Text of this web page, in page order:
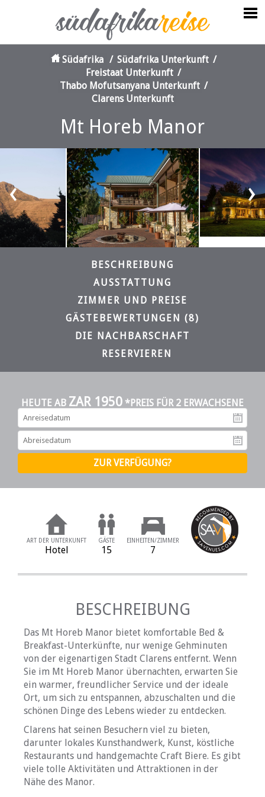
Südafrika / Südafrika Unterkunft /
Freistaat Unterkunft /
Thabo Mofutsanyana Unterkunft /
Clarens Unterkunft
Mt Horeb Manor
‹ ›
BESCHREIBUNG
AUSSTATTUNG
ZIMMER UND PREISE
GÄSTEBEWERTUNGEN (8)
DIE NACHBARSCHAFT
RESERVIEREN
HEUTE AB ZAR 1950 *PREIS FÜR 2 ERWACHSENE
ART DER UNTERKUNFT
Hotel
GÄSTE
15
EINHEITEN/ZIMMER
7
BESCHREIBUNG
Das Mt Horeb Manor bietet komfortable Bed &
Breakfast-Unterkünfte, nur wenige Gehminuten
von der eigenartigen Stadt Clarens entfernt. Wenn
Sie im Mt Horeb Manor übernachten, erwarten Sie
ein warmer, freundlicher Service und der ideale
Ort, um sich zu entspannen, abzuschalten und die
schönen Dinge des Lebens wieder zu entdecken.
Clarens hat seinen Besuchern viel zu bieten,
darunter lokales Kunsthandwerk, Kunst, köstliche
Restaurants und handgemachte Craft Biere. Es gibt
viele tolle Aktivitäten und Attraktionen in der
Nähe des Manor.